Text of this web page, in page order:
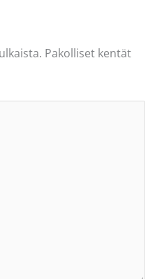
Pakolliset kentät